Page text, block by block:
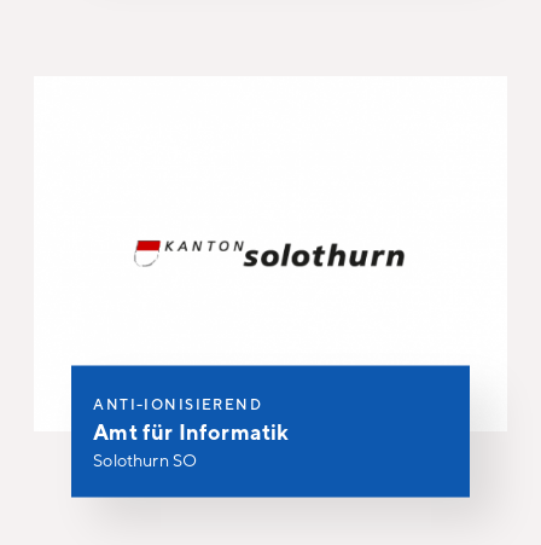
ANTI-IONISIEREND
Amt für Informatik
Solothurn SO